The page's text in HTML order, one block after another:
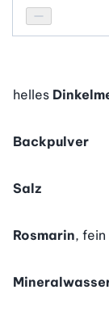
helles
Backpulver
Salz
Rosmarin,